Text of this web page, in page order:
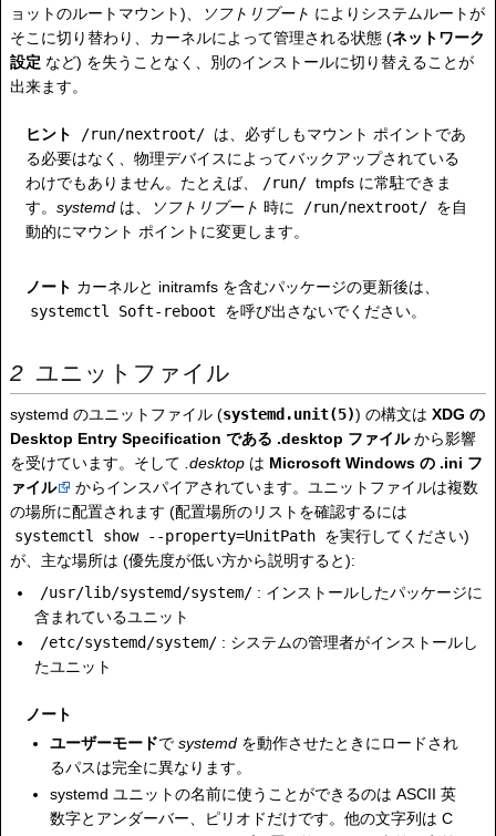
ョットのルートマウント)、
ソフトリブート によりシステムルートが
そこに切り替わり、カーネルによって管理される状態 (ネットワーク
設定 など) を失うことなく、別のインストールに切り替えることが
出来ます。
ヒント /run/nextroot/ は、必ずしもマウント ポイントであ
る必要はなく、物理デバイスによってバックアップされている
わけでもありません。たとえば、
/run/ tmpfs に常駐できま
す。 systemd は、 ソフトリブート 時に /run/nextroot/ を自
動的にマウント ポイントに変更します。
ノート カーネルと initramfs を含むパッケージの更新後は、
systemctl Soft-reboot
を呼び出さないでください。
ユニットファイル
systemd のユニットファイル (systemd.unit(5)) の構文は XDG の
Desktop Entry Specification である .desktop ファイルから影響
を受けています。そして .desktop は Microsoft Windows の .ini フ
ァイル
からインスパイアされています。ユニットファイルは複数
の場所に配置されます (配置場所のリストを確認するには
systemctl show --property=UnitPath を実行してください)
が、主な場所は (優先度が低い方から説明すると):
/usr/lib/systemd/system/ : インストールしたパッケージに
含まれているユニット
/etc/systemd/system/ : システムの管理者がインストールし
たユニット
ノート
ユーザーモードでsystemd を動作させたときにロードされ
るパスは完全に異なります。
systemd ユニットの名前に使うことができるのは ASCII 英
数字とアンダーバー、ピリオドだけです。他の文字列は C